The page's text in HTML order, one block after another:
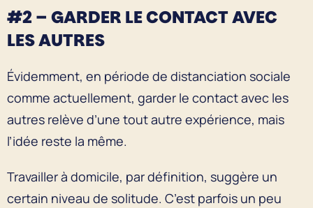
#2 – GARDER LE CONTACT AVEC
LES AUTRES
Évidemment, en période de distanciation sociale
comme actuellement, garder le contact avec les
autres relève d’une tout autre expérience, mais
l’idée reste la même.
Travailler à domicile, par définition, suggère un
certain niveau de solitude. C’est parfois un peu